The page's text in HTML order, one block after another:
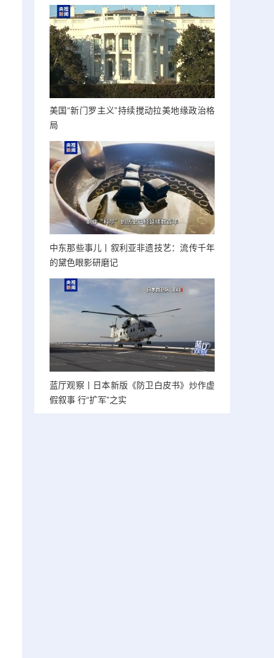
美国“新门罗主义”持续搅动拉美地缘政治格
局
中东那些事儿丨叙利亚非遗技艺：流传千年
的黛色眼影研磨记
蓝厅观察丨日本新版《防卫白皮书》炒作虚
假叙事 行“扩军”之实